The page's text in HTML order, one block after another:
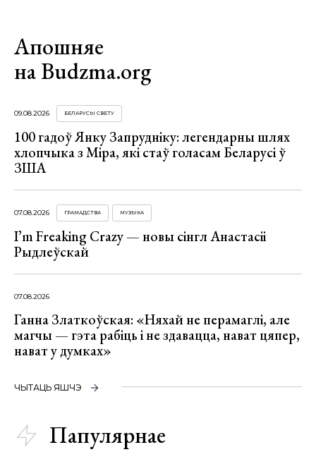
Апошняе
на Budzma.org
09.08.2026 БЕЛАРУСЫ СВЕТУ
100 гадоў Янку Запрудніку: легендарны шлях
хлопчыка з Міра, які стаў голасам Беларусі ў
ЗША
07.08.2026 ГРАМАДСТВА МУЗЫКА
I’m Freaking Crazy — новы сінгл Анастасіі
Рыдлеўскай
07.08.2026
Ганна Златкоўская: «Няхай не перамаглі, але
магчы — гэта рабіць і не здавацца, нават цяпер,
нават у думках»
ЧЫТАЦЬ ЯШЧЭ
Папулярнае